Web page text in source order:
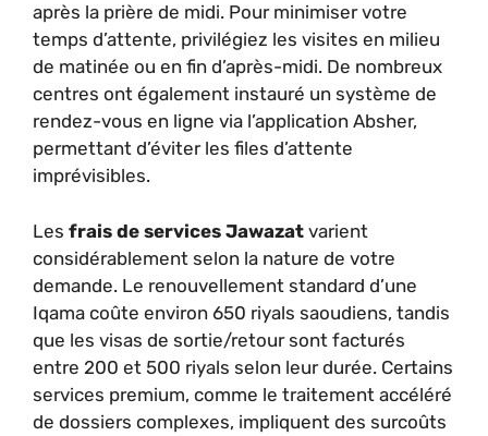
après la prière de midi. Pour minimiser votre
temps d’attente, privilégiez les visites en milieu
de matinée ou en fin d’après-midi. De nombreux
centres ont également instauré un système de
rendez-vous en ligne via l’application Absher,
permettant d’éviter les files d’attente
imprévisibles.
Les frais de services Jawazat varient
considérablement selon la nature de votre
demande. Le renouvellement standard d’une
Iqama coûte environ 650 riyals saoudiens, tandis
que les visas de sortie/retour sont facturés
entre 200 et 500 riyals selon leur durée. Certains
services premium, comme le traitement accéléré
de dossiers complexes, impliquent des surcoûts